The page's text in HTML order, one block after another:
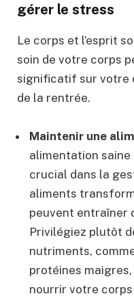
gérer le stress
Le corps et l’esprit
soin de votre corps
significatif sur votre
de la rentrée.
Maintenir une
alimentation
crucial dans la
aliments
peuvent entraîner
Privilégiez plutôt
nutriments,
protéines
nourrir votre